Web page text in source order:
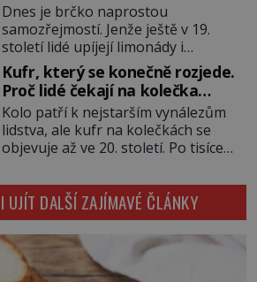
místo klasické americké rye
whiskey či klidně bourbonu
nepoužijete skotskou whisku. Co
se stane? Inu, koktejl bude stále
skvělý, ale už to nebude
Manhattan ale […]
vymyslel brčko
Dnes je brčko naprostou
samozřejmostí. Jenže ještě v 19.
století lidé upíjejí limonády i
koktejly dutými stébly žita nebo
žitné slámy. Fungují sice dobře,
mají ale jednu nepříjemnou
vlastnost po chvíli se rozmáčejí a
nápoji dodávají travnatou příchuť.
Právě tahle drobná nepříjemnost
cigaretových náustků k nápadu,
který změní způsob pití po celém
[…]
Kufr, který se konečně rozjede.
Proč lidé čekají na kolečka
téměř pět tisíc let?
Kolo patří k nejstarším vynálezům
lidstva, ale kufr na kolečkách se
objevuje až ve 20. století. Po tisíce
rukou, na zádech nebo je nakládají
na povozy. Stačí přitom jediný
nápad, připevnit ke kufru kolečka.
Jenže právě ten nikdo dlouho
nedostane. Až jednou se na letišti
ozve věta, která změní […]
UJÍT DALŠÍ ZAJÍMAVÉ ČLÁNKY